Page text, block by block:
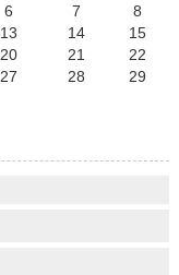
6 7
8
13 14
15
20 21
22
27 28
29